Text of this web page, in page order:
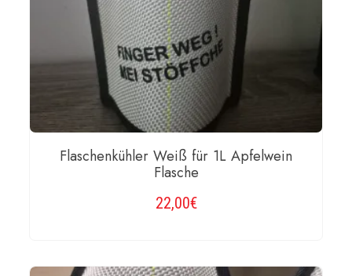
Flaschenkühler Weiß für 1L Apfelwein
Flasche
22,00€
WEITERLESEN